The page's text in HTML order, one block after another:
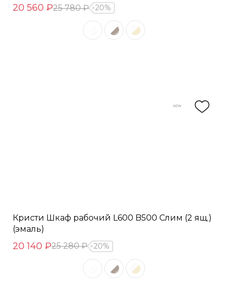
20 560 ₽25 780 ₽ 20%
Кристи Шкаф рабочий L600 B500 Слим (2 ящ.)
(эмаль)
20 140 ₽25 280 ₽ 20%